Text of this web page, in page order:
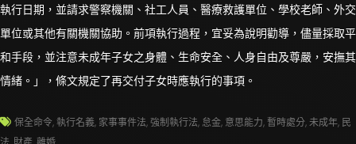
執行日期，並請求警察機關、社工人員、醫療救護單位、學校老師、外交
單位或其他有關機關協助。前項執行過程，宜妥為說明勸導，儘量採取平
和手段，並注意未成年子女之身體、生命安全、人身自由及尊嚴，安撫其
情緒。」，條文規定了再交付子女時應執行的事項。
保全命令,執行名義, 家事事件法,強制執行法, 怠金, 意思能力, 暫時處分,未成年, 民